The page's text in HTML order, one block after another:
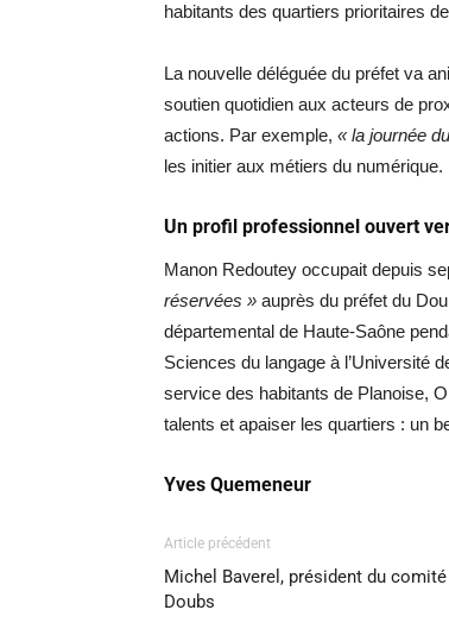
habitants des quartiers prioritaires
La nouvelle déléguée du préfet va
soutien quotidien aux acteurs de
actions. Par exemple, « la journée
les initier aux métiers du numérique.
Un profil professionnel ouvert
Manon Redoutey occupait depuis
réservées » auprès du préfet du
départemental de Haute-Saône
Sciences du langage à l’Université
service des habitants de Planoise,
talents et apaiser les quartiers : un
Yves Quemeneur
Article précédent
Michel Baverel, président du
Doubs